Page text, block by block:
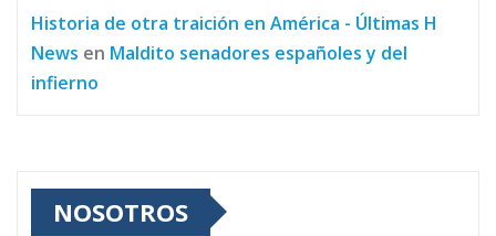
Historia de otra traición en América - Últimas H
News en Maldito senadores españoles y del
infierno
NOSOTROS